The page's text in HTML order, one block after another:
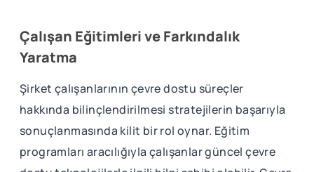
Çalışan Eğitimleri ve Farkındalık
Yaratma
Şirket çalışanlarının çevre dostu süreçler
hakkında bilinçlendirilmesi stratejilerin başarıyla
sonuçlanmasında kilit bir rol oynar. Eğitim
programları aracılığıyla çalışanlar güncel çevre